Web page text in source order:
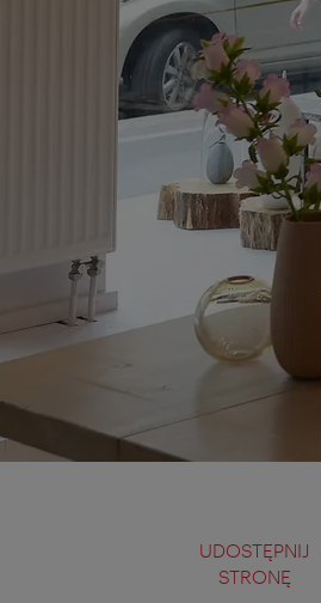
UDOSTĘPNIJ
STRONĘ